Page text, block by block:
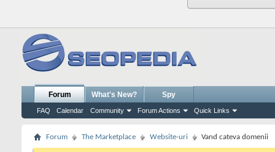
Forum
FAQ Calendar Community Forum Actions Quick Links
What's New? Spy
Forum The Marketplace Website-uri Vand cateva domenii